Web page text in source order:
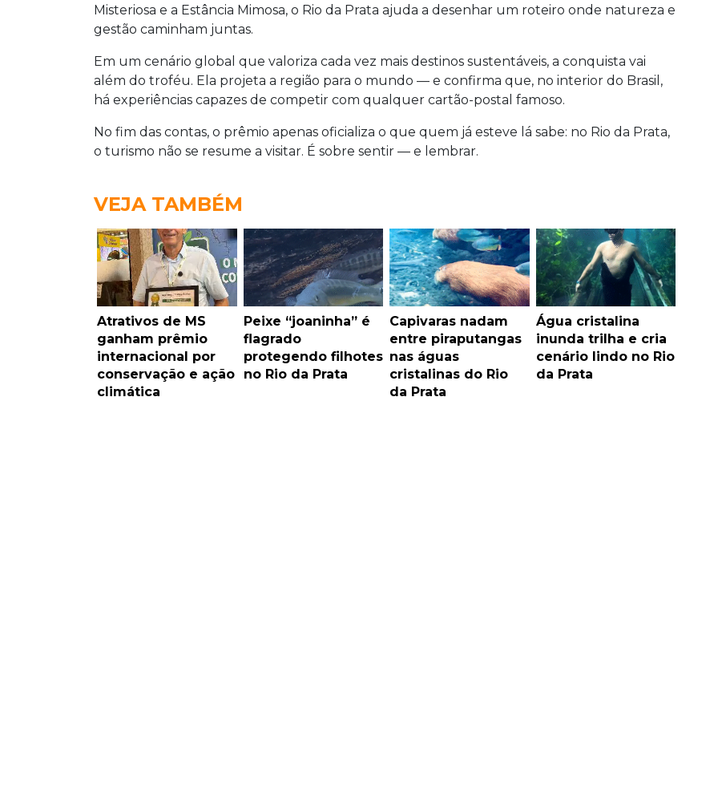
Misteriosa e a Estância Mimosa, o Rio da Prata ajuda a desenhar um roteiro onde natureza e
gestão caminham juntas.
Em um cenário global que valoriza cada vez mais destinos sustentáveis, a conquista vai
além do troféu. Ela projeta a região para o mundo — e confirma que, no interior do Brasil,
há experiências capazes de competir com qualquer cartão-postal famoso.
No fim das contas, o prêmio apenas oficializa o que quem já esteve lá sabe: no Rio da Prata,
o turismo não se resume a visitar. É sobre sentir — e lembrar.
VEJA TAMBÉM
Atrativos de MS
ganham prêmio
internacional por
conservação e ação
climática
Peixe “joaninha” é
flagrado
protegendo filhotes
no Rio da Prata
Capivaras nadam
entre piraputangas
nas águas
cristalinas do Rio
da Prata
Água cristalina
inunda trilha e cria
cenário lindo no Rio
da Prata